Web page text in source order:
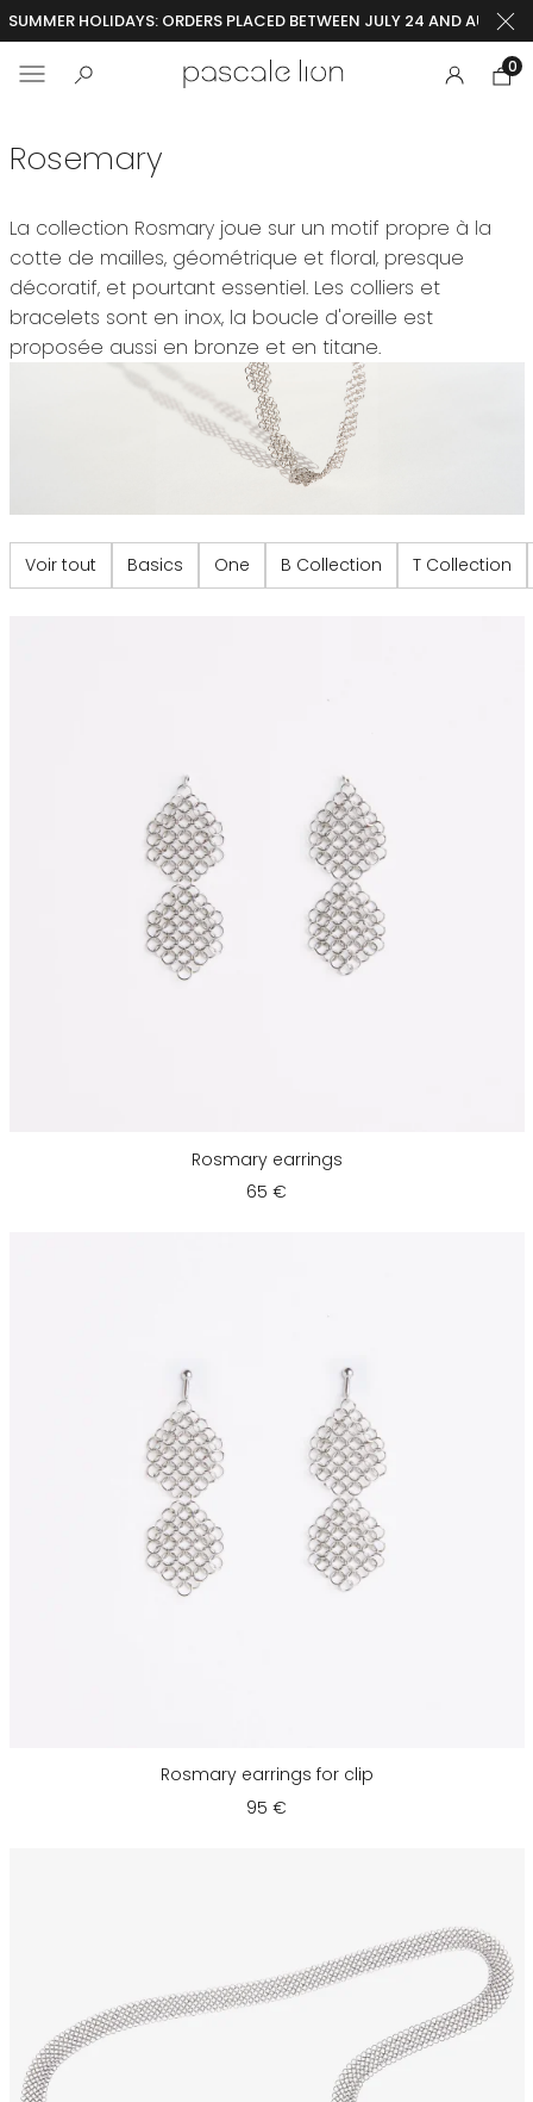
SUMMER HOLIDAYS: ORDERS PLACED BETWEEN JULY 24 AND
0
Rosemary
La collection Rosmary joue sur un motif propre à la
cotte de mailles, géométrique et floral, presque
décoratif, et pourtant essentiel. Les colliers et
bracelets sont en inox, la boucle d'oreille est
proposée aussi en bronze et en titane.
Voir tout Basics One B Collection T Collection
Rosmary earrings
65 €
Rosmary earrings for clip
95 €